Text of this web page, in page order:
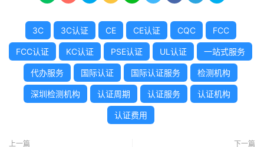
3C 3C认证 CE CE认证 CQC FCC
FCC认证 KC认证 PSE认证 UL认证 一站式服务
代办服务 国际认证 国际认证服务 检测机构
深圳检测机构 认证周期 认证服务 认证机构
认证费用
上一篇 下一篇